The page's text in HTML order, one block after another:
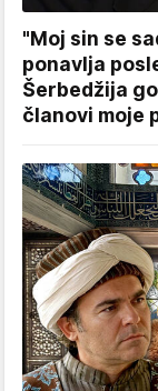
"Moj sin se
ponavlja
Šerbedžija
članovi moje